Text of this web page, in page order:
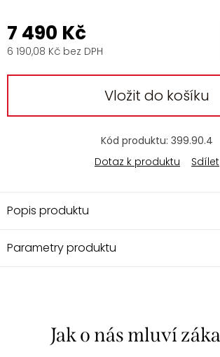
7 490 Kč
6 190,08 Kč bez DPH
cena:
Vložit do košíku
Kód produktu: 399.90.4
Dotaz k produktu
Sdílet
Popis produktu
Parametry produktu